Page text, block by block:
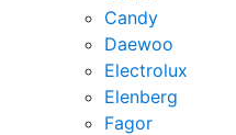
Candy
Daewoo
Electrolux
Elenberg
Fagor